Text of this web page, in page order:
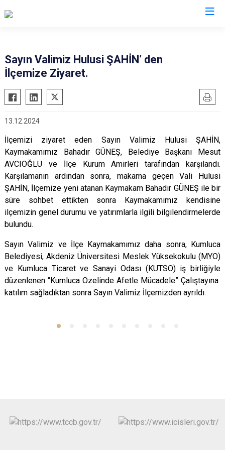
Akseki
Alanya
Finike
Gazipaşa
Gündoğmuş
İbradı
Demre
Kaş
Kemer
Aksu
Döşemealtı
Kepez
Konyaaltı
Muratpaşa
Sayın Valimiz Hulusi ŞAHİN’ den
İlçemize Ziyaret.
13.12.2024
İlçemizi ziyaret eden Sayın Valimiz Hulusi ŞAHİN,
Kaymakamımız Bahadır GÜNEŞ, Belediye Başkanı Mesut
AVCIOĞLU ve İlçe Kurum Amirleri tarafından karşılandı.
Karşılamanın ardından sonra, makama geçen Vali Hulusi
ŞAHİN, İlçemize yeni atanan Kaymakam Bahadır GÜNEŞ ile bir
süre sohbet ettikten sonra Kaymakamımız kendisine
ilçemizin genel durumu ve yatırımlarla ilgili bilgilendirmelerde
bulundu.
Sayın Valimiz ve İlçe Kaymakamımız daha sonra, Kumluca
Belediyesi, Akdeniz Üniversitesi Meslek Yüksekokulu (MYO)
ve Kumluca Ticaret ve Sanayi Odası (KUTSO) iş birliğiyle
düzenlenen “Kumluca Özelinde Afetle Mücadele” Çalıştayına
katılım sağladıktan sonra Sayın Valimiz İlçemizden ayrıldı.